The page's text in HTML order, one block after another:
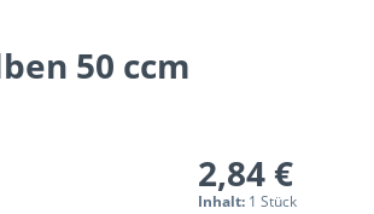
50 ccm
2,84 €
Inhalt: 1 Stück